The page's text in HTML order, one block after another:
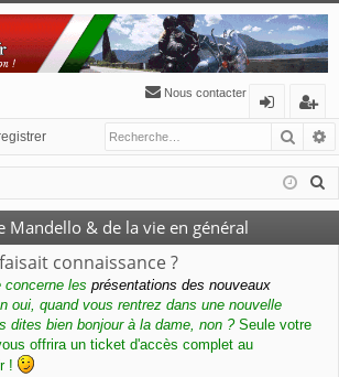
Nous contacter
n
ne
n
’e
nr
eg
Mandello & de la vie en général
connaissance ?
concerne les présentations des nouveaux
oui, quand vous rentrez dans une nouvelle
dites bien bonjour à la dame, non ?Seule votre
offrira un ticket d'accès complet au
!